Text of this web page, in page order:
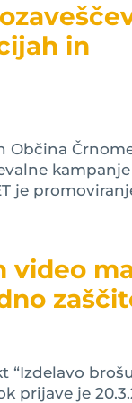
in
Občina
je
video
“Izdelavo
prijave je